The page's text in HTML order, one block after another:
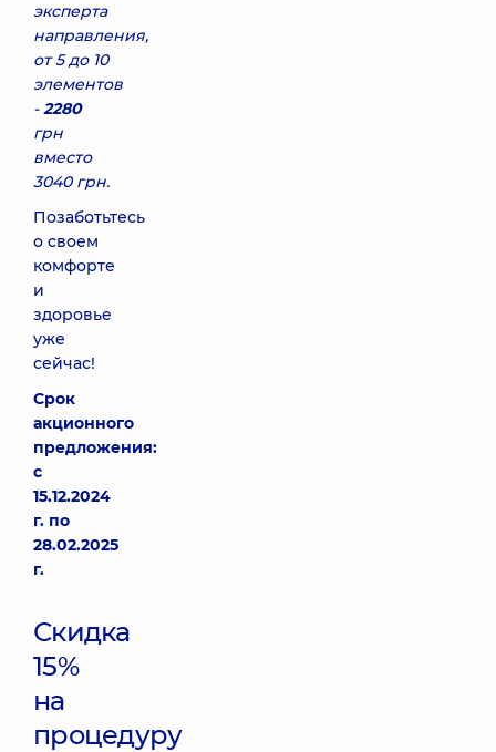
эксперта
направления,
от 5 до 10
элементов
-2280
грн
вместо
3040 грн.
Позаботьтесь
о своем
комфорте
и
здоровье
уже
сейчас!
Срок
акционного
предложения:
с
15.12.2024
г. по
28.02.2025
г.
Скидка
15%
на
процедуру